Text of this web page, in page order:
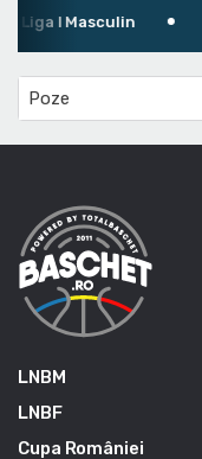
Liga I Masculin
Poze
LNBM
LNBF
Cupa României